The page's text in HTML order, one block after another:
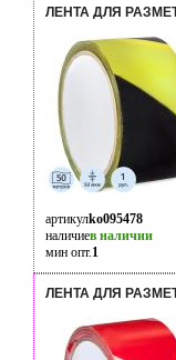
ЛЕНТА ДЛЯ
артикулko095478
наличиев наличии
мин опт.1
ЛЕНТА ДЛЯ